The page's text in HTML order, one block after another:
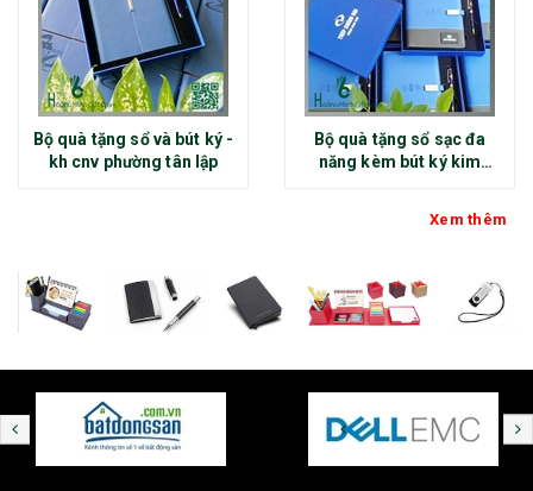
Bộ quà tặng sổ và bút ký -
kh cnv phường tân lập
Bộ quà tặng sổ sạc đa
năng kèm bút ký kim
Xem thêm